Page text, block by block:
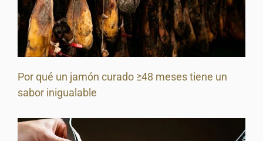
Por qué un jamón curado ≥48 meses tiene un
sabor inigualable